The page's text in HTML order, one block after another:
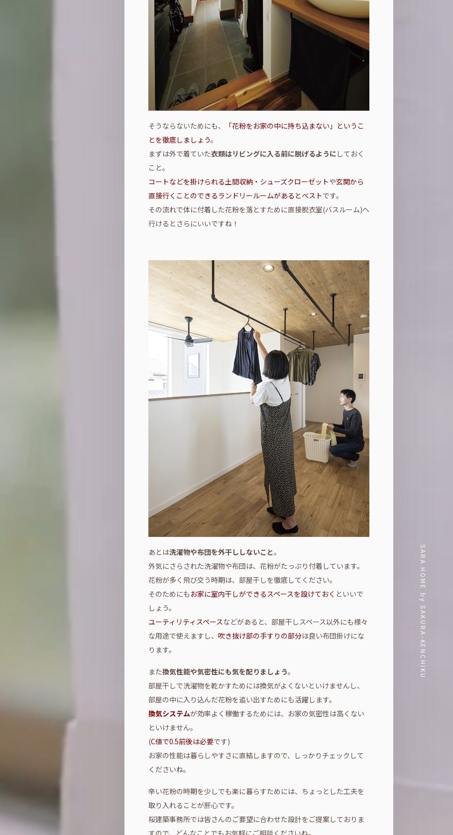
SARA HOME by SAKURA-KENCHIKU
そうならないためにも、
「花粉をお家の中に持ち込まない」というこ
とを徹底しましょう。
まずは外で着ていた衣類はリビングに入る前に脱げるように しておく
こと。
コートなどを掛けられる土間収納・シューズクローゼットや玄関から
直接行くことのできるランドリールームがあるとベストです。
その流れで体に付着した花粉を落とすために直接脱衣室(バスルーム)へ
行けるとさらにいいですね！
あとは洗濯物や布団を外干ししないこと。
外気にさらされた洗濯物や布団は、花粉がたっぷり付着しています。
花粉が多く飛び交う時期は、部屋干しを徹底してください。
そのためにも お家に室内干しができるスペースを設けておく といいで
しょう。
ユーティリティスペースなどがあると、部屋干しスペース以外にも様々
な用途で使えますし、 吹き抜け部の手すりの部分は良い布団掛けにな
ります。
また換気性能や気密性にも気を配りましょう。
部屋干しで洗濯物を乾かすためには換気がよくないといけませんし、
部屋の中に入り込んだ花粉を追い出すためにも活躍します。
換気システムが効率よく稼働するためには、お家の気密性は高くない
といけません。
(C値で0.5前後は必要です)
お家の性能は暮らしやすさに直結しますので、しっかりチェックして
くださいね。
辛い花粉の時期を少しでも楽に暮らすためには、ちょっとした工夫を
取り入れることが肝心です。
桜建築事務所では皆さんのご要望に合わせた設計をご提案しておりま
すので、どんなことでもお気軽にご相談くださいね。